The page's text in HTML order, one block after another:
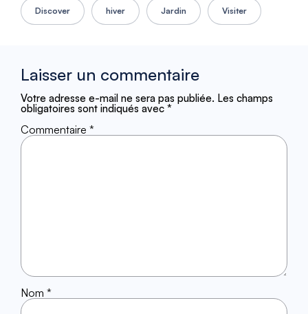
Discover hiver Jardin Visiter
Laisser un commentaire
Votre adresse e-mail ne sera pas publiée. Les champs
obligatoires sont indiqués avec *
Commentaire *
Nom *